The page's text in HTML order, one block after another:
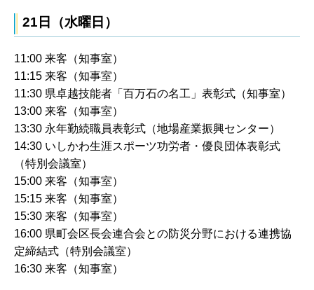
21日（水曜日）
11:00 来客（知事室）
11:15 来客（知事室）
11:30 県卓越技能者「百万石の名工」表彰式（知事室）
13:00 来客（知事室）
13:30 永年勤続職員表彰式（地場産業振興センター）
14:30 いしかわ生涯スポーツ功労者・優良団体表彰式
（特別会議室）
15:00 来客（知事室）
15:15 来客（知事室）
15:30 来客（知事室）
16:00 県町会区長会連合会との防災分野における連携協
定締結式（特別会議室）
16:30 来客（知事室）